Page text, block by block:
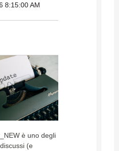
8:15:00 AM
è uno degli
(e